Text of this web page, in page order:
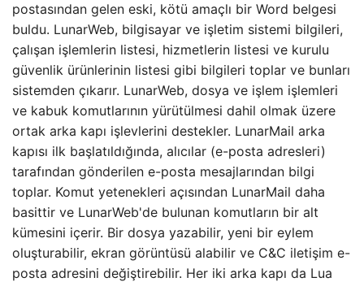
postasından gelen eski, kötü amaçlı bir Word belgesi
buldu. LunarWeb, bilgisayar ve işletim sistemi bilgileri,
çalışan işlemlerin listesi, hizmetlerin listesi ve kurulu
güvenlik ürünlerinin listesi gibi bilgileri toplar ve bunları
sistemden çıkarır. LunarWeb, dosya ve işlem işlemleri
ve kabuk komutlarının yürütülmesi dahil olmak üzere
ortak arka kapı işlevlerini destekler. LunarMail arka
kapısı ilk başlatıldığında, alıcılar (e-posta adresleri)
tarafından gönderilen e-posta mesajlarından bilgi
toplar. Komut yetenekleri açısından LunarMail daha
basittir ve LunarWeb'de bulunan komutların bir alt
kümesini içerir. Bir dosya yazabilir, yeni bir eylem
oluşturabilir, ekran görüntüsü alabilir ve C&C iletişim e-
posta adresini değiştirebilir. Her iki arka kapı da Lua